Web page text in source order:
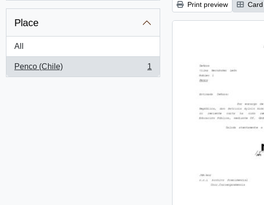
Place
All
Penco (Chile)
, 1 results
1
Print preview